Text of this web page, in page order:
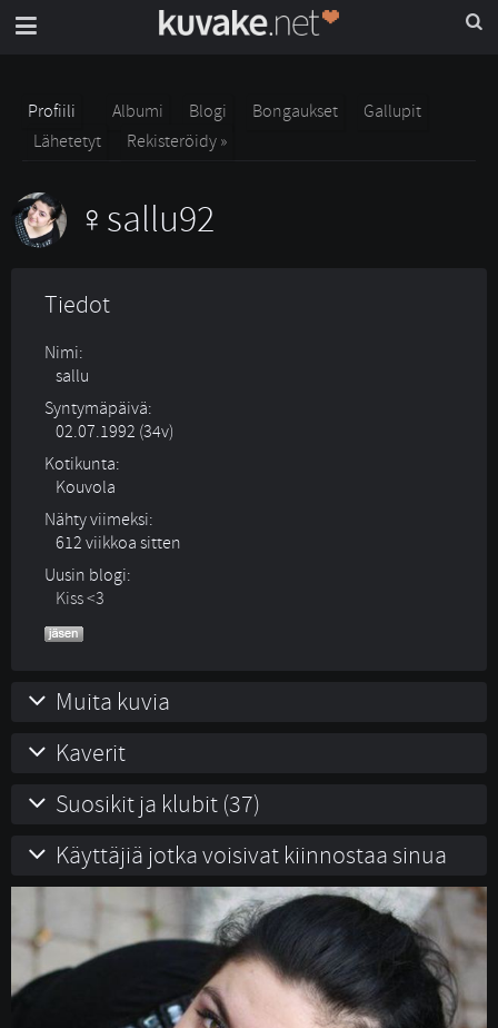
Profiili Albumi Blogi Bongaukset
Gallupit
Lähetetyt
Rekisteröidy »
sallu92
Tiedot
Nimi:
sallu
Syntymäpäivä:
02.07.1992 (34v)
Kotikunta:
Kouvola
Nähty viimeksi:
612 viikkoa sitten
Uusin blogi:
Kiss <3
Muita kuvia
Kaverit
Suosikit ja klubit (37)
Käyttäjiä jotka voisivat kiinnostaa sinua